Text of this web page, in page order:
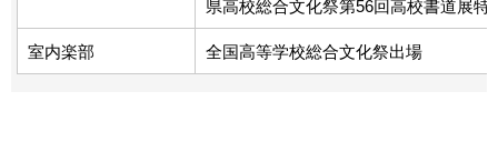
県高校総合文化祭第56回高校書道展特
室内楽部 全国高等学校総合文化祭出場